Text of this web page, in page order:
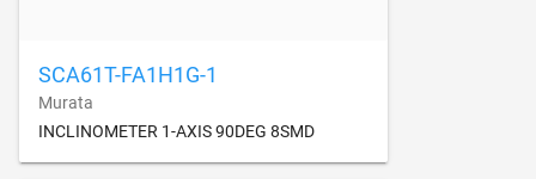
SCA61T-FA1H1G-1
Murata
INCLINOMETER 1-AXIS 90DEG 8SMD